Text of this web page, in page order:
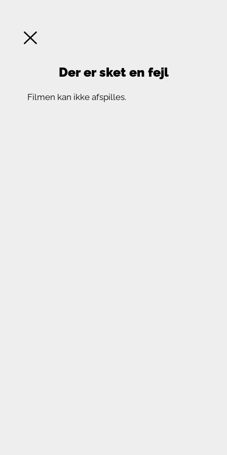
Der er sket en fejl
Filmen kan ikke afspilles.